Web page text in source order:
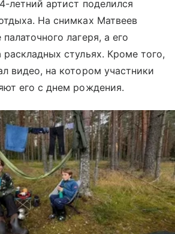
летний артист поделился
На снимках Матвеев
лагеря, а его
стульях. Кроме того,
видео, на котором участники
его с днем рождения.